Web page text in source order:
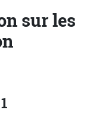
sur les